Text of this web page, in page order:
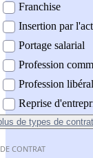
Franchise
Insertion par
Portage salarial
Profession
Profession
Reprise
de types de contrat
CONTRAT